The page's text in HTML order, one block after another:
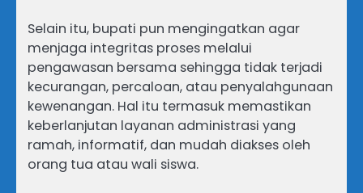
Selain itu, bupati pun mengingatkan agar
menjaga integritas proses melalui
pengawasan bersama sehingga tidak terjadi
kecurangan, percaloan, atau penyalahgunaan
kewenangan. Hal itu termasuk memastikan
keberlanjutan layanan administrasi yang
ramah, informatif, dan mudah diakses oleh
orang tua atau wali siswa.